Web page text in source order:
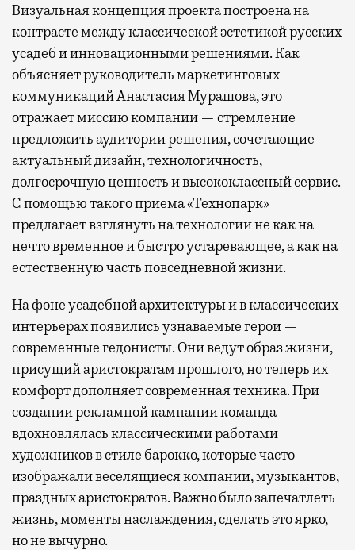
Визуальная концепция проекта построена на
контрасте между классической эстетикой русских
усадеб и инновационными решениями. Как
объясняет руководитель маркетинговых
коммуникаций Анастасия Мурашова, это
отражает миссию компании — стремление
предложить аудитории решения, сочетающие
актуальный дизайн, технологичность,
долгосрочную ценность и высококлассный сервис.
С помощью такого приема «Технопарк»
предлагает взглянуть на технологии не как на
нечто временное и быстро устаревающее, а как на
естественную часть повседневной жизни.
На фоне усадебной архитектуры и в классических
интерьерах появились узнаваемые герои —
современные гедонисты. Они ведут образ жизни,
присущий аристократам прошлого, но теперь их
комфорт дополняет современная техника. При
создании рекламной кампании команда
вдохновлялась классическими работами
художников в стиле барокко, которые часто
изображали веселящиеся компании, музыкантов,
праздных аристократов. Важно было запечатлеть
жизнь, моменты наслаждения, сделать это ярко,
но не вычурно.